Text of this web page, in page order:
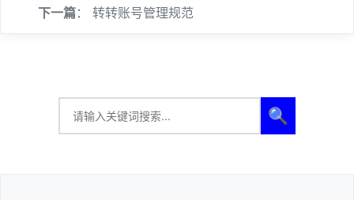
下一篇： 转转账号管理规范
🔍